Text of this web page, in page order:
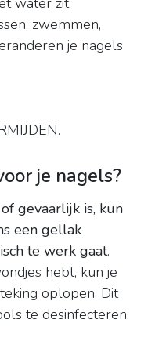
zwemmen,
je nagels
je nagels?
gevaarlijk is, kun
een gellak
te werk gaat.
hebt, kun je
oplopen. Dit
te desinfecteren